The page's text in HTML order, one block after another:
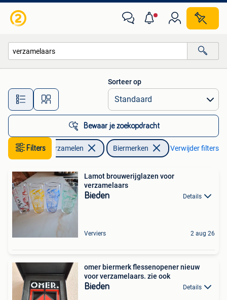
Alle afstanden…
Sorteer op
Bewaar je zoekopdracht
Filters Verzamelen Biermerken Verwijder filters
Lamot brouwerijglazen voor
verzamelaars
Bieden Details
Verviers 2 aug 26
omer biermerk flessenopener nieuw
voor verzamelaars. zie ook
Bieden Details